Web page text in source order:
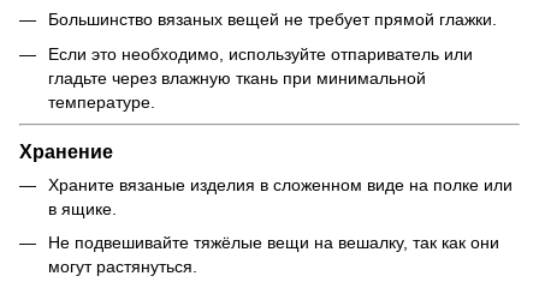
Большинство вязаных вещей не требует прямой глажки.
Если это необходимо, используйте отпариватель или
гладьте через влажную ткань при минимальной
температуре.
Хранение
Храните вязаные изделия в сложенном виде на полке или
в ящике.
Не подвешивайте тяжёлые вещи на вешалку, так как они
могут растянуться.